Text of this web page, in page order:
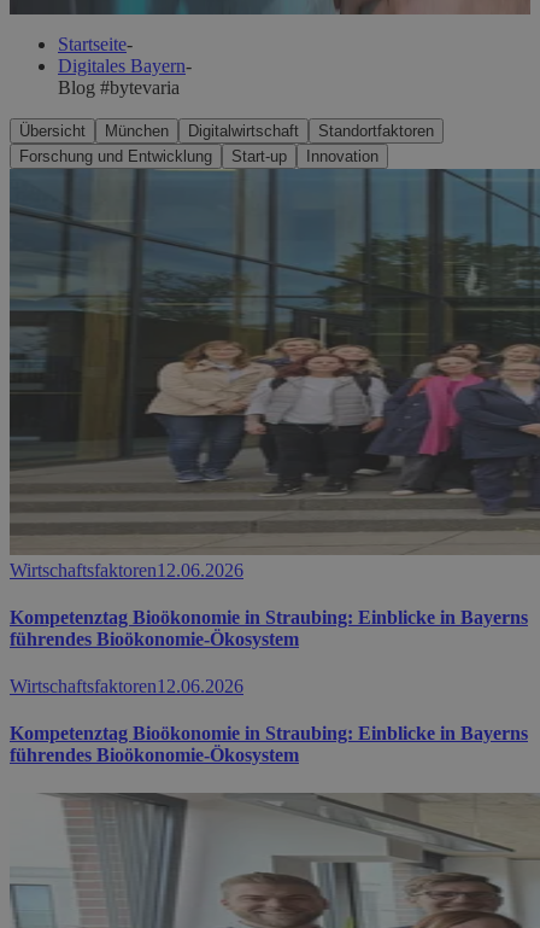
Startseite-
Digitales Bayern-
Blog #bytevaria
Übersicht München Digitalwirtschaft
Standortfaktoren
Forschung und Entwicklung
Start-up Innovation
Wirtschaftsfaktoren12.06.2026
Kompetenztag Bioökonomie in Straubing: Einblicke in Bayerns
führendes Bioökonomie-Ökosystem
Wirtschaftsfaktoren12.06.2026
Kompetenztag Bioökonomie in Straubing: Einblicke in Bayerns
führendes Bioökonomie-Ökosystem